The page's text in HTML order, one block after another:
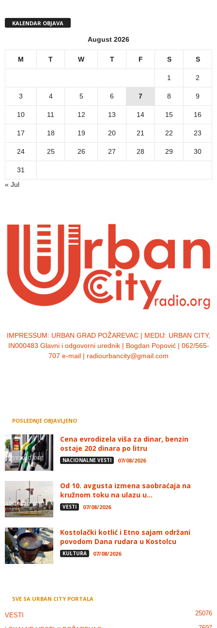
KALENDAR OBJAVA
August 2026
M T W T F S S
1 2
3 4 5 6 7 8 9
10 11 12 13 14 15 16
17 18 19 20 21 22 23
24 25 26 27 28 29 30
31
« Jul
IMPRESSUM: URBAN GRAD POŽAREVAC | MEDIJ: URBAN CITY,
IN000483 Glavni i odgovorni urednik | Bogdan Popović | 062/565-
707 e-mail | radiourbancity@gmail.com
POSLEDNJE OBJAVLJENO
Cena evrodizela viša za dinar, benzin
ostaje 202 dinara po litru
NACIONALNE VESTI 07/08/2026
Od 10. avgusta izmena saobraćaja na
kružnom toku na ulazu u...
VESTI 07/08/2026
Kostolački kotlić i Etno sajam održani
povodom Dana rudara u Kostolcu
KULTURA 07/08/2026
SVE SA URBAN CITY PORTALA
VESTI 25076